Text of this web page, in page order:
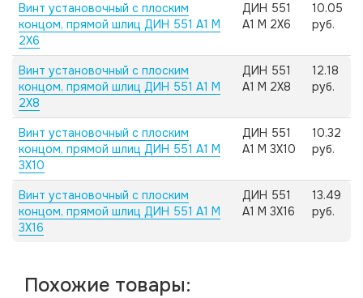
Винт установочный с плоским
концом, прямой шлиц ДИН 551 А1 M
2X6
ДИН 551
А1 M 2X6
10.05
руб.
Винт установочный с плоским
концом, прямой шлиц ДИН 551 А1 M
2X8
ДИН 551
А1 M 2X8
12.18
руб.
Винт установочный с плоским
концом, прямой шлиц ДИН 551 А1 M
3X10
ДИН 551
А1 M 3X10
10.32
руб.
Винт установочный с плоским
концом, прямой шлиц ДИН 551 А1 M
3X16
ДИН 551
А1 M 3X16
13.49
руб.
Похожие товары: